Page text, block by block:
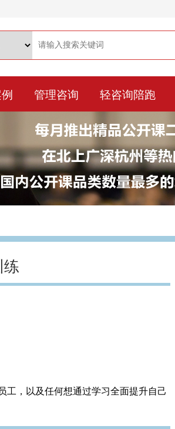
管理咨询 轻咨询陪跑
工，以及任何想通过学习全面提升自己